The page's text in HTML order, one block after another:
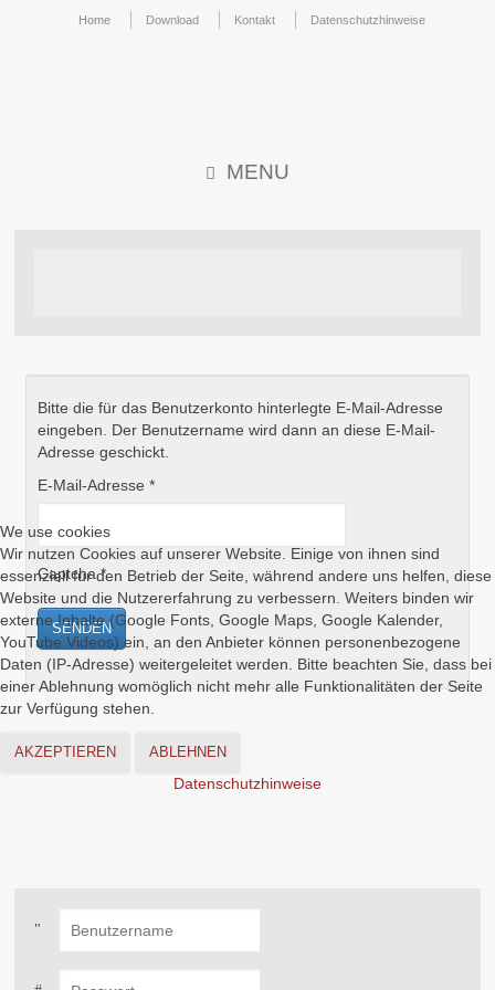
Home Download Kontakt Datenschutzhinweise
MENU
Bitte die für das Benutzerkonto hinterlegte E-Mail-Adresse
eingeben. Der Benutzername wird dann an diese E-Mail-
Adresse geschickt.
E-Mail-Adresse *
Captcha*
SENDEN
We use cookies
Wir nutzen Cookies auf unserer Website. Einige von ihnen sind
essenziell für den Betrieb der Seite, während andere uns helfen, diese
Website und die Nutzererfahrung zu verbessern. Weiters binden wir
externe Inhalte (Google Fonts, Google Maps, Google Kalender,
YouTube Videos) ein, an den Anbieter können personenbezogene
Daten (IP-Adresse) weitergeleitet werden. Bitte beachten Sie, dass bei
einer Ablehnung womöglich nicht mehr alle Funktionalitäten der Seite
zur Verfügung stehen.
AKZEPTIEREN
ABLEHNEN
Datenschutzhinweise